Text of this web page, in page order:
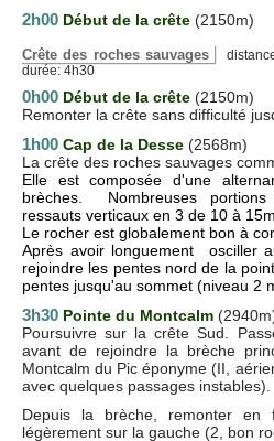
2h00 Début de la crête (2150m)
Crête des roches sauvages
durée: 4h30
0h00 Début de la crête (2150m)
Remonter la crête sans difficulté
1h00 Cap de la Desse (2568m)
La crête des roches sauvages
Elle est composée d'une
brèches. Nombreuses
ressauts verticaux en 3 de 10 à
Le rocher est globalement bon à
Après avoir longuement osciller
rejoindre les pentes nord de la
pentes jusqu'au sommet (niveau 2
3h30 Pointe du Montcalm
Poursuivre sur la crête Sud.
avant de rejoindre la brèche
Montcalm du Pic éponyme (II,
avec quelques passages instables).
Depuis la brèche, remonter en
légèrement sur la gauche (2, bon